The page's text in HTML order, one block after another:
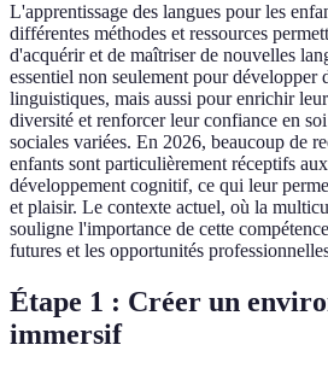
L'apprentissage des langues pour les
différentes méthodes et ressources
d'acquérir et de maîtriser de nouvelles
essentiel non seulement pour développer
linguistiques, mais aussi pour enrichir
diversité et renforcer leur confiance en
sociales variées. En 2026, beaucoup de
enfants sont particulièrement réceptifs
développement cognitif, ce qui leur
et plaisir. Le contexte actuel, où la
souligne l'importance de cette
futures et les opportunités
Étape 1 : Créer un
immersif